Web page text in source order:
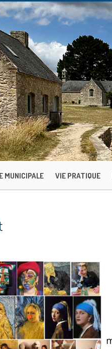
MUNICIPALE VIE PRATIQUE